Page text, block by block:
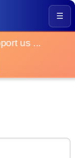
☰
us ...